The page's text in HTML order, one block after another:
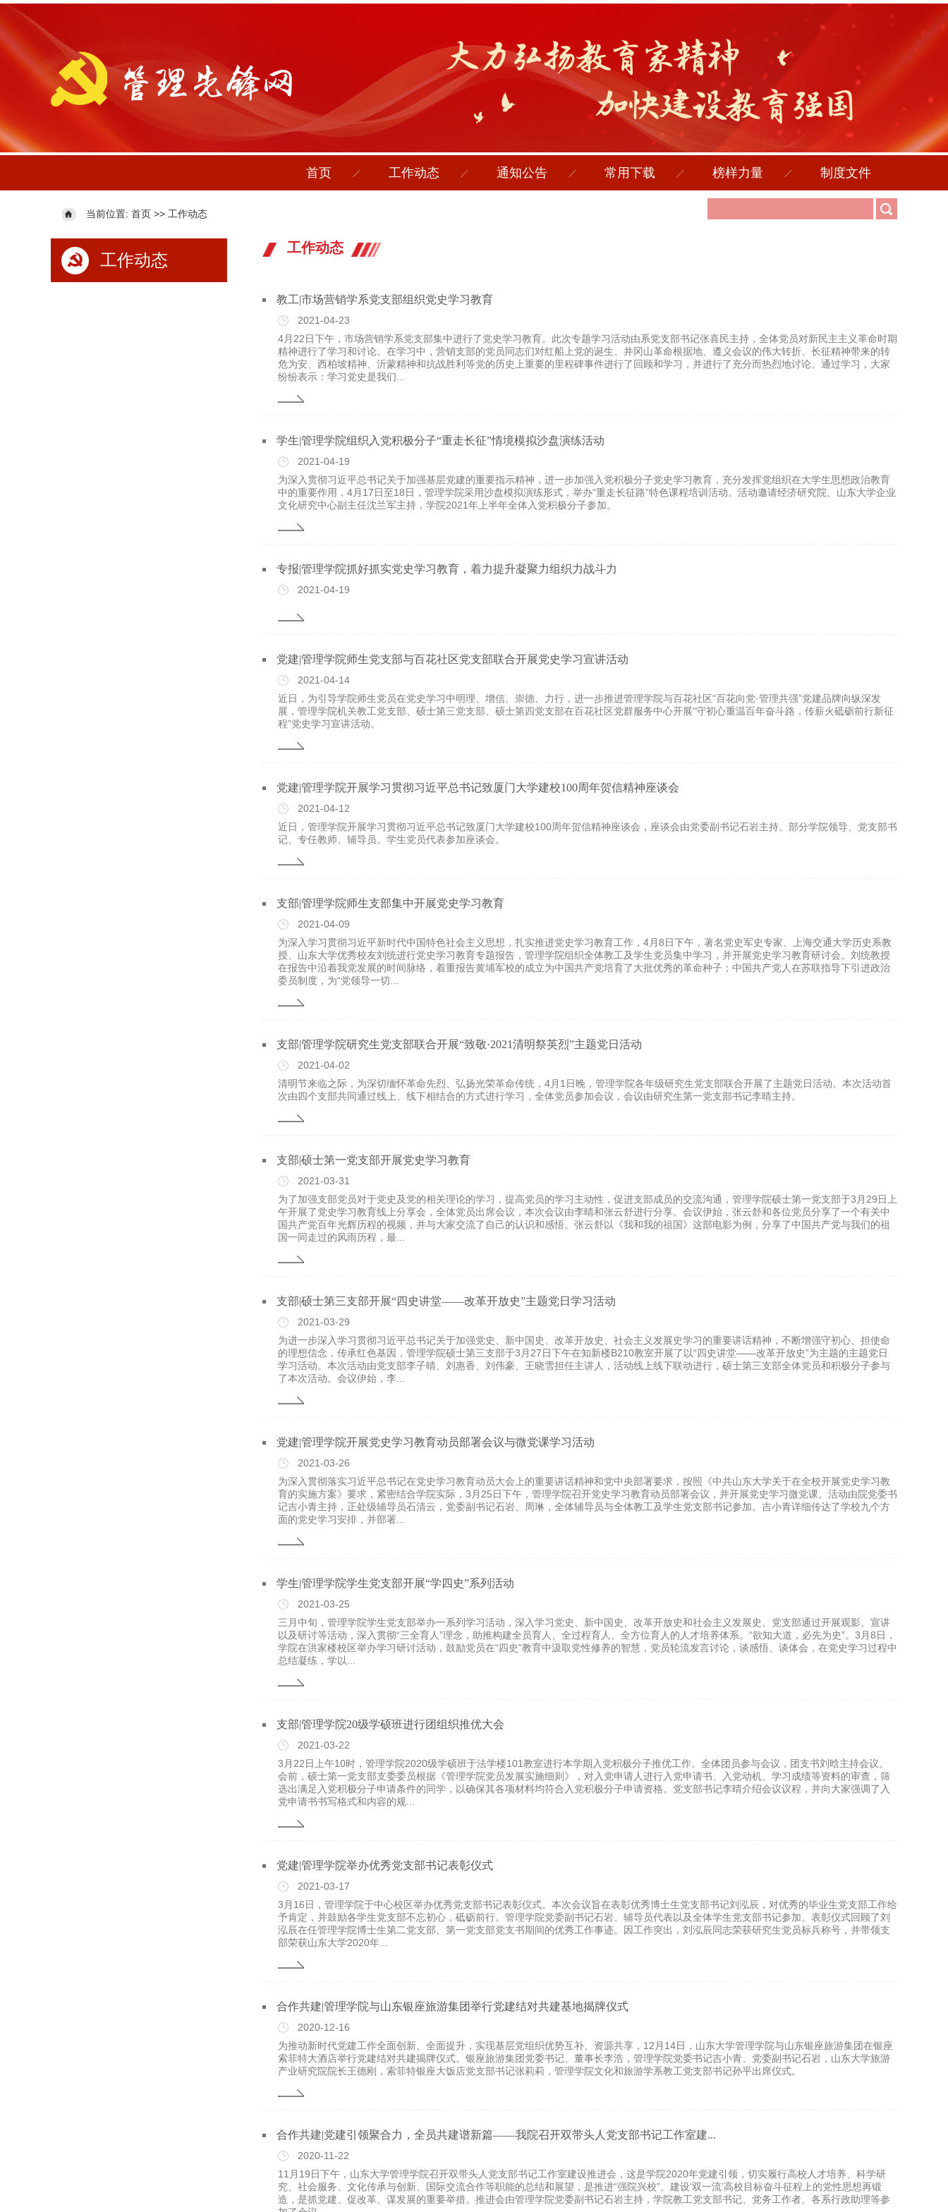
首页 工作动态 通知公告 常用下载 榜样力量 制度文件
当前位置: 首页 >> 工作动态
工作动态
工作动态
教工|市场营销学系党支部组织党史学习教育
2021-04-23
4月22日下午，市场营销学系党支部集中进行了党史学习教育。此次专题学习活动由系党支部书记张喜民主持，全体党员对新民主主义革命时期
精神进行了学习和讨论。在学习中，营销支部的党员同志们对红船上党的诞生、井冈山革命根据地、遵义会议的伟大转折、长征精神带来的转
危为安、西柏坡精神、沂蒙精神和抗战胜利等党的历史上重要的里程碑事件进行了回顾和学习，并进行了充分而热烈地讨论。通过学习，大家
纷纷表示：学习党史是我们...
学生|管理学院组织入党积极分子“重走长征”情境模拟沙盘演练活动
2021-04-19
为深入贯彻习近平总书记关于加强基层党建的重要指示精神，进一步加强入党积极分子党史学习教育，充分发挥党组织在大学生思想政治教育
中的重要作用，4月17日至18日，管理学院采用沙盘模拟演练形式，举办“重走长征路”特色课程培训活动。活动邀请经济研究院、山东大学企业
文化研究中心副主任沈兰军主持，学院2021年上半年全体入党积极分子参加。
专报|管理学院抓好抓实党史学习教育，着力提升凝聚力组织力战斗力
2021-04-19
党建|管理学院师生党支部与百花社区党支部联合开展党史学习宣讲活动
2021-04-14
近日，为引导学院师生党员在党史学习中明理、增信、崇德、力行，进一步推进管理学院与百花社区“百花向党·管理共强”党建品牌向纵深发
展，管理学院机关教工党支部、硕士第三党支部、硕士第四党支部在百花社区党群服务中心开展“守初心重温百年奋斗路，传薪火砥砺前行新征
程”党史学习宣讲活动。
党建|管理学院开展学习贯彻习近平总书记致厦门大学建校100周年贺信精神座谈会
2021-04-12
近日，管理学院开展学习贯彻习近平总书记致厦门大学建校100周年贺信精神座谈会，座谈会由党委副书记石岩主持。部分学院领导、党支部书
记、专任教师、辅导员、学生党员代表参加座谈会。
支部|管理学院师生支部集中开展党史学习教育
2021-04-09
为深入学习贯彻习近平新时代中国特色社会主义思想，扎实推进党史学习教育工作，4月8日下午，著名党史军史专家、上海交通大学历史系教
授、山东大学优秀校友刘统进行党史学习教育专题报告，管理学院组织全体教工及学生党员集中学习，并开展党史学习教育研讨会。刘统教授
在报告中沿着我党发展的时间脉络，着重报告黄埔军校的成立为中国共产党培育了大批优秀的革命种子；中国共产党人在苏联指导下引进政治
委员制度，为“党领导一切...
支部|管理学院研究生党支部联合开展“致敬·2021清明祭英烈”主题党日活动
2021-04-02
清明节来临之际，为深切缅怀革命先烈、弘扬光荣革命传统，4月1日晚，管理学院各年级研究生党支部联合开展了主题党日活动。本次活动首
次由四个支部共同通过线上、线下相结合的方式进行学习，全体党员参加会议，会议由研究生第一党支部书记李晴主持。
支部|硕士第一党支部开展党史学习教育
2021-03-31
为了加强支部党员对于党史及党的相关理论的学习，提高党员的学习主动性，促进支部成员的交流沟通，管理学院硕士第一党支部于3月29日上
午开展了党史学习教育线上分享会，全体党员出席会议，本次会议由李晴和张云舒进行分享。会议伊始，张云舒和各位党员分享了一个有关中
国共产党百年光辉历程的视频，并与大家交流了自己的认识和感悟。张云舒以《我和我的祖国》这部电影为例，分享了中国共产党与我们的祖
国一同走过的风雨历程，最...
支部|硕士第三支部开展“四史讲堂——改革开放史”主题党日学习活动
2021-03-29
为进一步深入学习贯彻习近平总书记关于加强党史、新中国史、改革开放史、社会主义发展史学习的重要讲话精神，不断增强守初心、担使命
的理想信念，传承红色基因，管理学院硕士第三支部于3月27日下午在知新楼B210教室开展了以“四史讲堂——改革开放史”为主题的主题党日
学习活动。本次活动由党支部李子晴、刘惠香、刘伟豪、王晓雪担任主讲人，活动线上线下联动进行，硕士第三支部全体党员和积极分子参与
了本次活动。会议伊始，李...
党建|管理学院开展党史学习教育动员部署会议与微党课学习活动
2021-03-26
为深入贯彻落实习近平总书记在党史学习教育动员大会上的重要讲话精神和党中央部署要求，按照《中共山东大学关于在全校开展党史学习教
育的实施方案》要求，紧密结合学院实际，3月25日下午，管理学院召开党史学习教育动员部署会议，并开展党史学习微党课。活动由院党委书
记吉小青主持，正处级辅导员石清云，党委副书记石岩、周琳，全体辅导员与全体教工及学生党支部书记参加。吉小青详细传达了学校九个方
面的党史学习安排，并部署...
学生|管理学院学生党支部开展“学四史”系列活动
2021-03-25
三月中旬，管理学院学生党支部举办一系列学习活动，深入学习党史、新中国史、改革开放史和社会主义发展史。党支部通过开展观影、宣讲
以及研讨等活动，深入贯彻“三全育人”理念，助推构建全员育人、全过程育人、全方位育人的人才培养体系。“欲知大道，必先为史”。3月8日，
学院在洪家楼校区举办学习研讨活动，鼓励党员在“四史”教育中汲取党性修养的智慧，党员轮流发言讨论，谈感悟、谈体会，在党史学习过程中
总结凝练，学以...
支部|管理学院20级学硕班进行团组织推优大会
2021-03-22
3月22日上午10时，管理学院2020级学硕班于法学楼101教室进行本学期入党积极分子推优工作。全体团员参与会议，团支书刘晗主持会议。
会前，硕士第一党支部支委委员根据《管理学院党员发展实施细则》，对入党申请人进行入党申请书、入党动机、学习成绩等资料的审查，筛
选出满足入党积极分子申请条件的同学，以确保其各项材料均符合入党积极分子申请资格。党支部书记李晴介绍会议议程，并向大家强调了入
党申请书书写格式和内容的规...
党建|管理学院举办优秀党支部书记表彰仪式
2021-03-17
3月16日，管理学院于中心校区举办优秀党支部书记表彰仪式。本次会议旨在表彰优秀博士生党支部书记刘泓辰，对优秀的毕业生党支部工作给
予肯定，并鼓励各学生党支部不忘初心，砥砺前行。管理学院党委副书记石岩、辅导员代表以及全体学生党支部书记参加。表彰仪式回顾了刘
泓辰在任管理学院博士生第二党支部、第一党支部党支书期间的优秀工作事迹。因工作突出，刘泓辰同志荣获研究生党员标兵称号，并带领支
部荣获山东大学2020年...
合作共建|管理学院与山东银座旅游集团举行党建结对共建基地揭牌仪式
2020-12-16
为推动新时代党建工作全面创新、全面提升，实现基层党组织优势互补、资源共享，12月14日，山东大学管理学院与山东银座旅游集团在银座
索菲特大酒店举行党建结对共建揭牌仪式。银座旅游集团党委书记、董事长李浩，管理学院党委书记吉小青、党委副书记石岩，山东大学旅游
产业研究院院长王德刚，索菲特银座大饭店党支部书记张莉莉，管理学院文化和旅游学系教工党支部书记孙平出席仪式。
合作共建|党建引领聚合力，全员共建谱新篇——我院召开双带头人党支部书记工作室建...
2020-11-22
11月19日下午，山东大学管理学院召开双带头人党支部书记工作室建设推进会，这是学院2020年党建引领，切实履行高校人才培养、科学研
究、社会服务、文化传承与创新、国际交流合作等职能的总结和展望，是推进“强院兴校”、建设‘双一流’高校目标奋斗征程上的党性思想再锻
造，是抓党建、促改革、谋发展的重要举措。推进会由管理学院党委副书记石岩主持，学院教工党支部书记、党务工作者、各系行政助理等参